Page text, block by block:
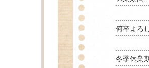
何卒よろ
冬季休業